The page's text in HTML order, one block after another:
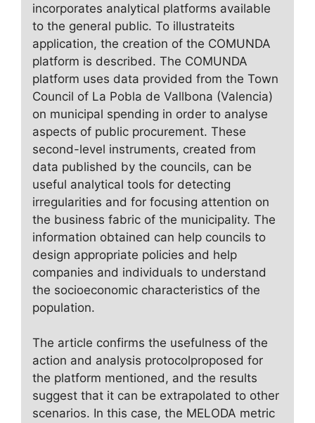
incorporates analytical platforms available
to the general public. To illustrateits
application, the creation of the COMUNDA
platform is described. The COMUNDA
platform uses data provided from the Town
Council of La Pobla de Vallbona (Valencia)
on municipal spending in order to analyse
aspects of public procurement. These
second-level instruments, created from
data published by the councils, can be
useful analytical tools for detecting
irregularities and for focusing attention on
the business fabric of the municipality. The
information obtained can help councils to
design appropriate policies and help
companies and individuals to understand
the socioeconomic characteristics of the
population.
The article confirms the usefulness of the
action and analysis protocolproposed for
the platform mentioned, and the results
suggest that it can be extrapolated to other
scenarios. In this case, the MELODA metric